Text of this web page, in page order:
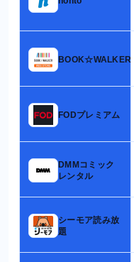
BOOK☆WALKER
FODプレミアム
DMMコミック
レンタル
シーモア読み放
題